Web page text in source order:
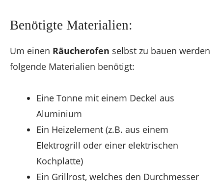
Benötigte Materialien:
Um einen Räucherofen selbst zu bauen werden
folgende Materialien benötigt:
Eine Tonne mit einem Deckel aus
Aluminium
Ein Heizelement (z.B. aus einem
Elektrogrill oder einer elektrischen
Kochplatte)
Ein Grillrost, welches den Durchmesser